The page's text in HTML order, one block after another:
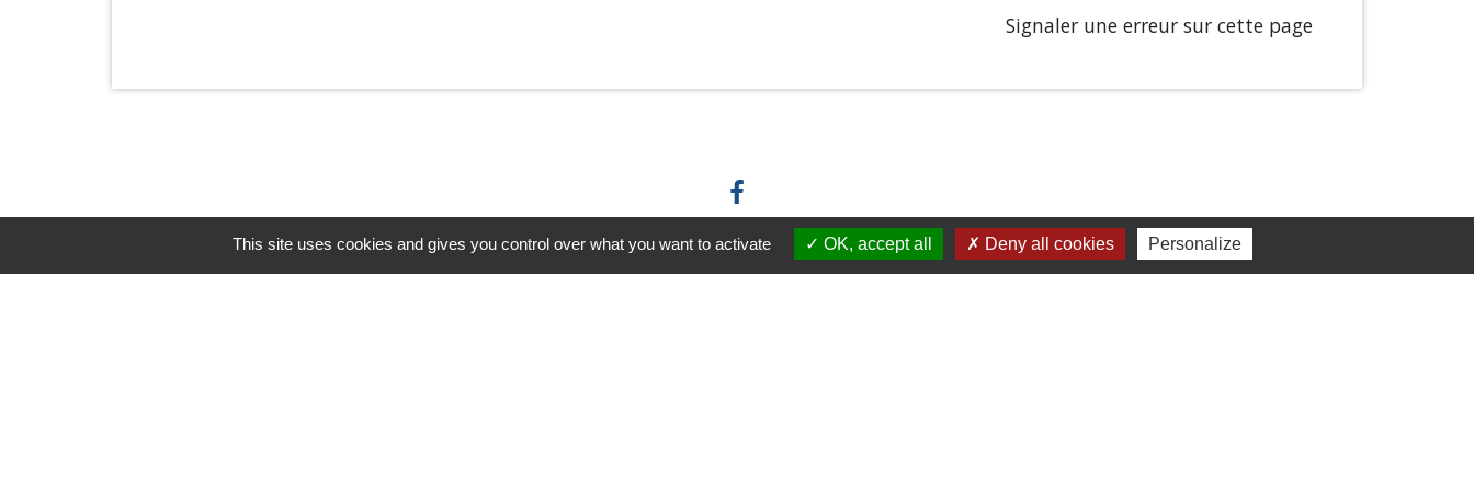
Signaler une erreur sur cette page
Horaires/Contacts Liens
This site uses cookies and gives you control over what you want to activate OK, accept all Deny all cookies Personalize